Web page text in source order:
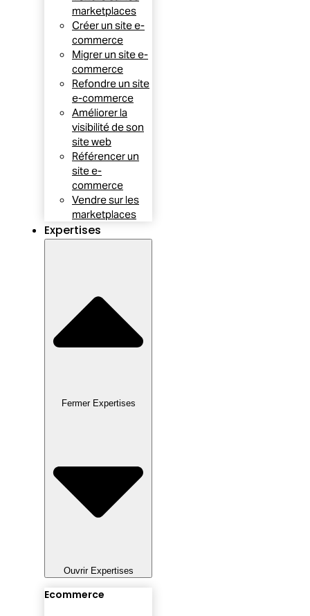
marketplaces
Créer un site e-
commerce
Migrer un site e-
commerce
Refondre un site
e-commerce
Améliorer la
visibilité de son
site web
Référencer un
site e-
commerce
Vendre sur les
marketplaces
Expertises
Fermer Expertises
Ouvrir Expertises
Ecommerce